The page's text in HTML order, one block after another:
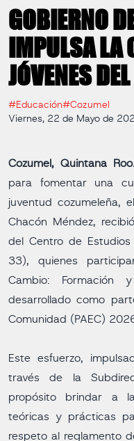
GOBIERNO
IMPULSA LA
JÓVENES
#Educación#Cozumel
Viernes, 22 de Mayo de
Cozumel, Quintana
para fomentar una
juventud cozumeleña,
Chacón Méndez,
del Centro de Estudios
33), quienes
Cambio: Formación
desarrollado como
Comunidad (PAEC)
Este esfuerzo,
través de la
propósito brindar a
teóricas y prácticas
respeto al reglamento